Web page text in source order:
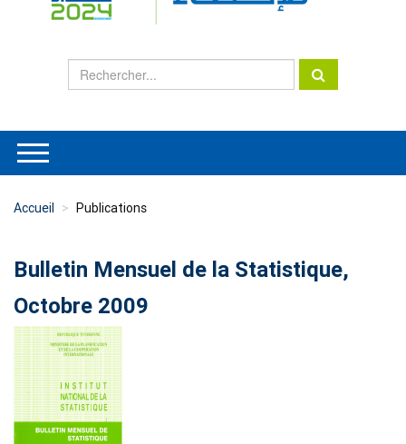
Accueil Publications
Bulletin Mensuel de la Statistique,
Octobre 2009